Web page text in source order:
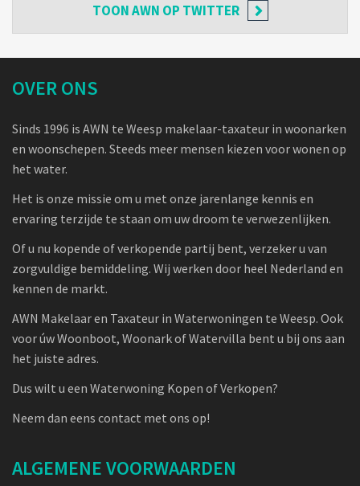
TOONAWN OP TWITTER
OVER ONS
Sinds 1996 is AWN te Weesp makelaar-taxateur in woonarken
en woonschepen. Steeds meer mensen kiezen voor wonen op
het water.
Het is onze missie om u met onze jarenlange kennis en
ervaring terzijde te staan om uw droom te verwezenlijken.
Of u nu kopende of verkopende partij bent, verzeker u van
zorgvuldige bemiddeling. Wij werken door heel Nederland en
kennen de markt.
AWN Makelaar en Taxateur in Waterwoningen te Weesp. Ook
voor úw Woonboot, Woonark of Watervilla bent u bij ons aan
het juiste adres.
Dus wilt u een Waterwoning Kopen of Verkopen?
Neem dan eens contact met ons op!
ALGEMENE VOORWAARDEN